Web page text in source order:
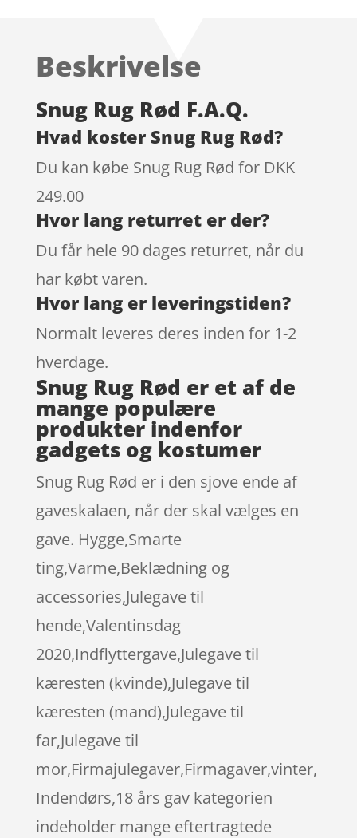
Beskrivelse
Snug Rug Rød F.A.Q.
Hvad koster Snug Rug Rød?
Du kan købe Snug Rug Rød for DKK
249.00
Hvor lang returret er der?
Du får hele 90 dages returret, når du
har købt varen.
Hvor lang er leveringstiden?
Normalt leveres deres inden for 1-2
hverdage.
Snug Rug Rød er et af de
mange populære
produkter indenfor
gadgets og kostumer
Snug Rug Rød er i den sjove ende af
gaveskalaen, når der skal vælges en
gave. Hygge,Smarte
ting,Varme,Beklædning og
accessories,Julegave til
hende,Valentinsdag
2020,Indflyttergave,Julegave til
kæresten (kvinde),Julegave til
kæresten (mand),Julegave til
far,Julegave til
mor,Firmajulegaver,Firmagaver,vinter,
Indendørs,18 års gav kategorien
indeholder mange eftertragtede